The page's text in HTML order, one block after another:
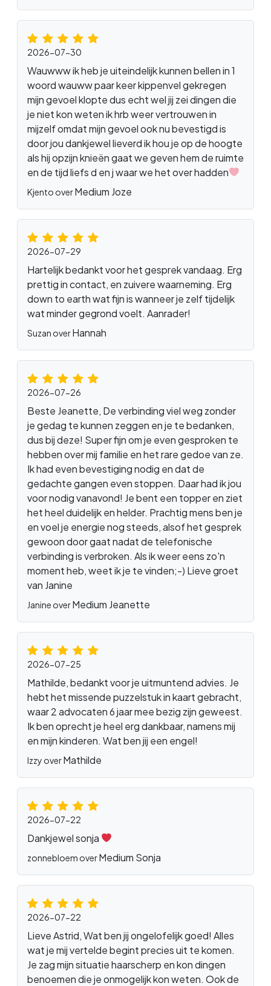
2026-07-30
Wauwww ik heb je uiteindelijk kunnen bellen in 1
woord wauww paar keer kippenvel gekregen
mijn gevoel klopte dus echt wel jij zei dingen die
je niet kon weten ik hrb weer vertrouwen in
mijzelf omdat mijn gevoel ook nu bevestigd is
door jou dankjewel lieverd ik hou je op de hoogte
als hij opzijn knieën gaat we geven hem de ruimte
en de tijd liefs d en j waar we het over hadden
Kjento overMedium Joze
2026-07-29
Hartelijk bedankt voor het gesprek vandaag. Erg
prettig in contact, en zuivere waarneming. Erg
down to earth wat fijn is wanneer je zelf tijdelijk
wat minder gegrond voelt. Aanrader!
Suzan overHannah
2026-07-26
Beste Jeanette, De verbinding viel weg zonder
je gedag te kunnen zeggen en je te bedanken,
dus bij deze! Super fijn om je even gesproken te
hebben over mij familie en het rare gedoe van ze.
Ik had even bevestiging nodig en dat de
gedachte gangen even stoppen. Daar had ik jou
voor nodig vanavond! Je bent een topper en ziet
het heel duidelijk en helder. Prachtig mens ben je
en voel je energie nog steeds, alsof het gesprek
gewoon door gaat nadat de telefonische
verbinding is verbroken. Als ik weer eens zo'n
moment heb, weet ik je te vinden;-) Lieve groet
van Janine
Janine overMedium Jeanette
2026-07-25
Mathilde, bedankt voor je uitmuntend advies. Je
hebt het missende puzzelstuk in kaart gebracht,
waar 2 advocaten 6 jaar mee bezig zijn geweest.
Ik ben oprecht je heel erg dankbaar, namens mij
en mijn kinderen. Wat ben jij een engel!
Izzy overMathilde
2026-07-22
Dankjewel sonja
zonnebloem overMedium Sonja
2026-07-22
Lieve Astrid, Wat ben jij ongelofelijk goed! Alles
wat je mij vertelde begint precies uit te komen.
Je zag mijn situatie haarscherp en kon dingen
benoemen die je onmogelijk kon weten. Ook de